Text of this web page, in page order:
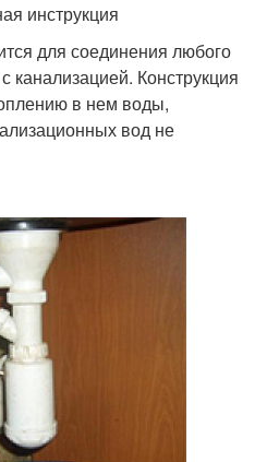
инструкция
для соединения любого
канализацией. Конструкция
в нем воды,
вод не